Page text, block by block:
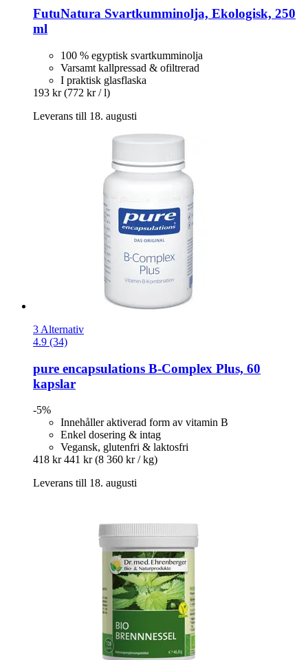
FutuNatura Svartkumminolja, Ekologisk, 250
ml
100 % egyptisk svartkumminolja
Varsamt kallpressad & ofiltrerad
I praktisk glasflaska
193 kr (772 kr / l)
Leverans till 18. augusti
3 Alternativ
4.9 (34)
pure encapsulations B-​Complex Plus, 60
kapslar
-5%
Innehåller aktiverad form av vitamin B
Enkel dosering & intag
Vegansk, glutenfri & laktosfri
418 kr 441 kr (8 360 kr / kg)
Leverans till 18. augusti